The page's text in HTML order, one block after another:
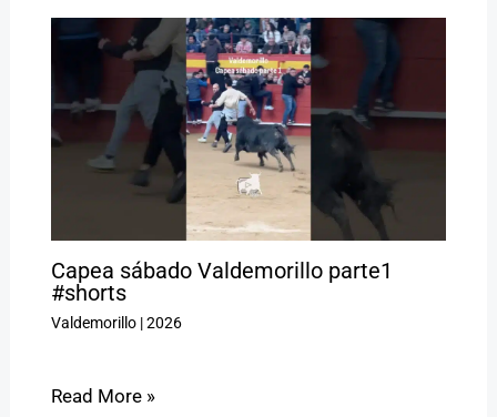
Capea sábado Valdemorillo parte1
#shorts
Valdemorillo|2026
Read More »